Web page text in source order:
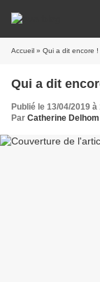
Accueil » Qui a dit encore !
Qui a dit
Publié le 13/04/2019 à
Par Catherine Delhom